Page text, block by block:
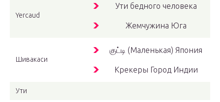
Yercaud
Ути бедного человека
Жемчужина Юга
Шивакаси
குட்டி (Маленькая) Япония
Крекеры Город Индии
Ути